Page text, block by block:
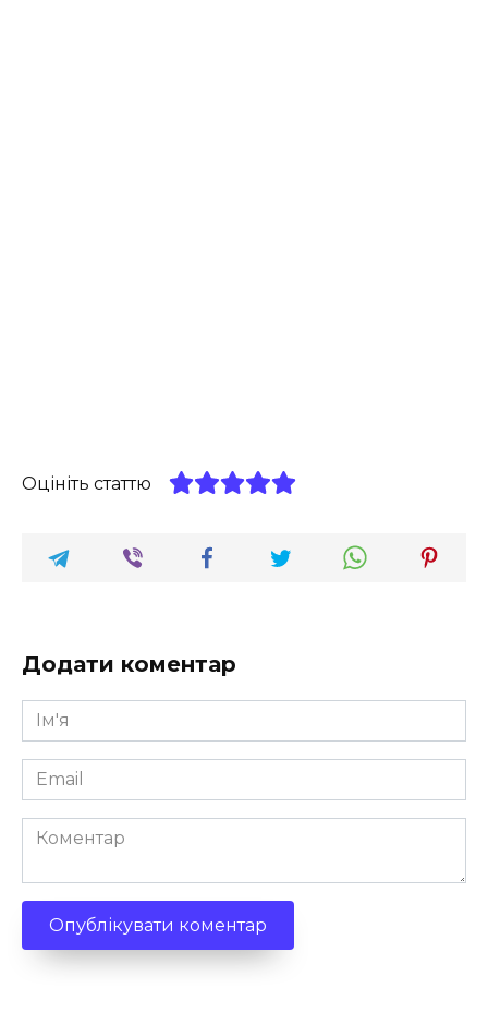
Оцініть статтю
Додати коментар
Ім'я
*
Email
*
Коментар